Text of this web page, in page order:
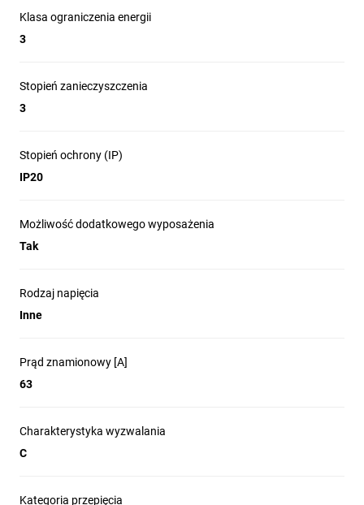
Klasa ograniczenia energii
3
Stopień zanieczyszczenia
3
Stopień ochrony (IP)
IP20
Możliwość dodatkowego wyposażenia
Tak
Rodzaj napięcia
Inne
Prąd znamionowy [A]
63
Charakterystyka wyzwalania
C
Kategoria przepięcia